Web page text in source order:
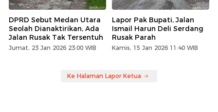
DPRD Sebut Medan Utara
Seolah Dianaktirikan, Ada
Jalan Rusak Tak Tersentuh
Jumat, 23 Jan 2026 23:00 WIB
Lapor Pak Bupati, Jalan
Ismail Harun Deli Serdang
Rusak Parah
Kamis, 15 Jan 2026 11:40 WIB
Ke Halaman Lapor Ketua